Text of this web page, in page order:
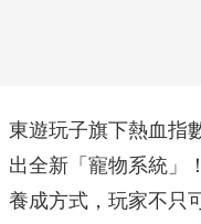
東遊玩子旗下熱血指
出全新「寵物系統」
養成方式，玩家不只